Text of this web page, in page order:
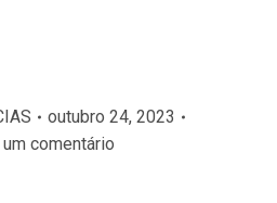
outubro 24, 2023
comentário